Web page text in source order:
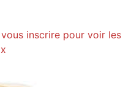
inscrire pour voir les